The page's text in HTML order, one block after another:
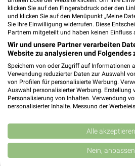
Ernsting's family
Schiffdorfer Chaussee
27574 Bremerhaven
Heute 08:00 - 20:00 Uhr
340,21 km
Ernsting's family
27572 Bremerhaven
Heute 09:00 - 18:00
339,71 km
klicken Sie auf den Fingerabdruck oder den
und klicken Sie auf den Menüpunkt „Meine
Sie Ihre Einwilligung widerrufen. Diese
Partnern mitgeteilt und haben keinen Einfluss
Wir und unsere Partner verarbeiten
Website zu analysieren und Folgendes
Speichern von oder Zugriff auf Informationen
Verwendung reduzierter Daten zur Auswahl
von Profilen für personalisierte Werbung.
Auswahl personalisierter Werbung. Erstellung
Personalisierung von Inhalten. Verwendung
personalisierter Inhalte. Messung der
Kombinationen von Daten aus verschiedenen
Verbesserung der Angebote. Verwendung
von Inhalten.
Daten können außerhalb der Europäischen
USA gesendet werden.
Alle akzeptieren
Nein, anpassen